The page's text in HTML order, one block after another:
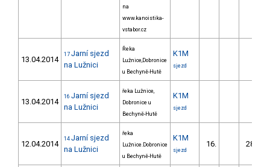
na
www.kanoistika-
vstabor.cz
13.04.2014
17 Jarní sjezd
na Lužnici
Řeka
Lužnice,Dobronice
u Bechyně-Hutě
K1M
sjezd
13.04.2014
16 Jarní sjezd
na Lužnici
řeka Lužnice,
Dobronice u
Bechyně-Hutě
K1M
sjezd
12.04.2014
14 Jarní sjezd
na Lužnici
řeka
Lužnice.Dobronice
u Bechyně-Hutě
K1M
sjezd
16. 280.60